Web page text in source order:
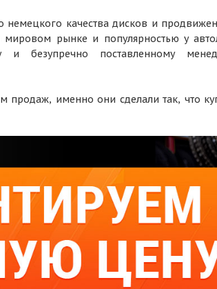
качества дисков и
рынке и популярностью у
и безупречно поставленному
именно они сделали так, что